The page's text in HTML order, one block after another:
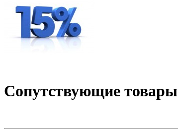
Сопутствующие товары